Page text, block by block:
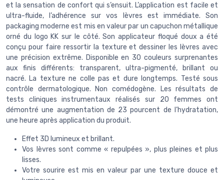
et la sensation de confort qui s’ensuit. L’application est facile et
ultra-fluide, l’adhérence sur vos lèvres est immédiate. Son
packaging moderne est mis en valeur par un capuchon métallique
orné du logo KK sur le côté. Son applicateur floqué doux a été
conçu pour faire ressortir la texture et dessiner les lèvres avec
une précision extrême. Disponible en 30 couleurs surprenantes
aux finis différents: transparent, ultra-pigmenté, brillant ou
nacré. La texture ne colle pas et dure longtemps. Testé sous
contrôle dermatologique. Non comédogène. Les résultats de
tests cliniques instrumentaux réalisés sur 20 femmes ont
démontré une augmentation de 23 pourcent de l’hydratation,
une heure après application du produit.
Effet 3D lumineux et brillant.
Vos lèvres sont comme « repulpées », plus pleines et plus
lisses.
Votre sourire est mis en valeur par une texture douce et